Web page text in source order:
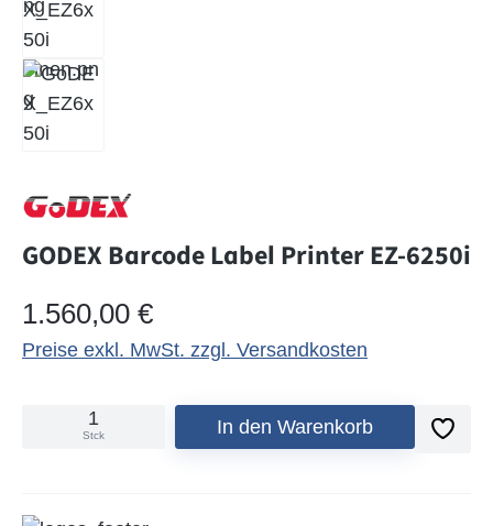
GODEX Barcode Label Printer EZ-6250i
Regulärer Preis:
1.560,00 €
Preise exkl. MwSt. zzgl. Versandkosten
Stck In den Warenkorb